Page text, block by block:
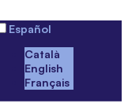
Español
Català
English
Français